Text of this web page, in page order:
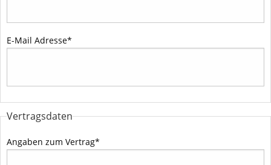
E-Mail Adresse*
Vertragsdaten
Angaben zum Vertrag*